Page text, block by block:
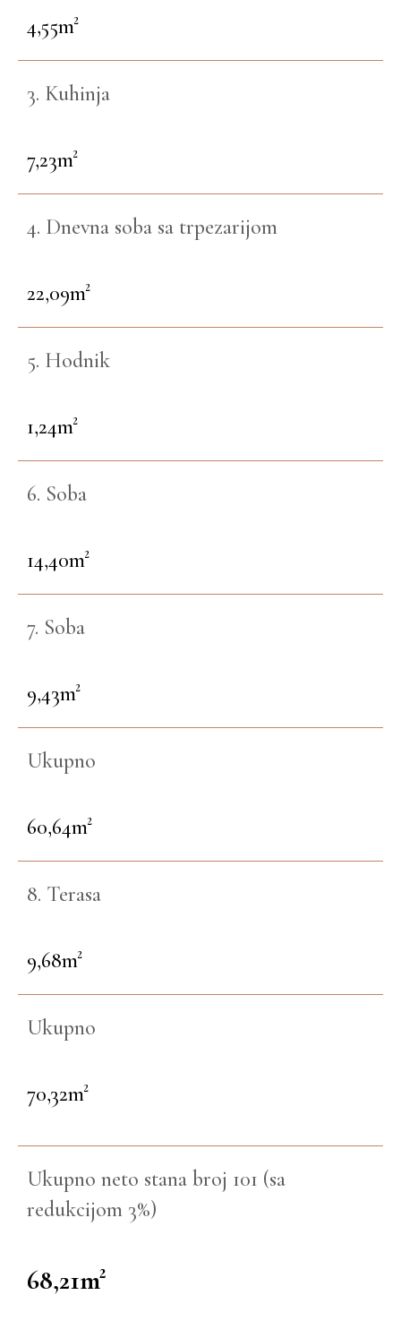
4,55m²
3. Kuhinja
7,23m²
4. Dnevna soba sa trpezarijom
22,09m²
5. Hodnik
1,24m²
6. Soba
14,40m²
7. Soba
9,43m²
Ukupno
60,64m²
8. Terasa
9,68m²
Ukupno
70,32m²
Ukupno neto stana broj 101 (sa
redukcijom 3%)
68,21m²